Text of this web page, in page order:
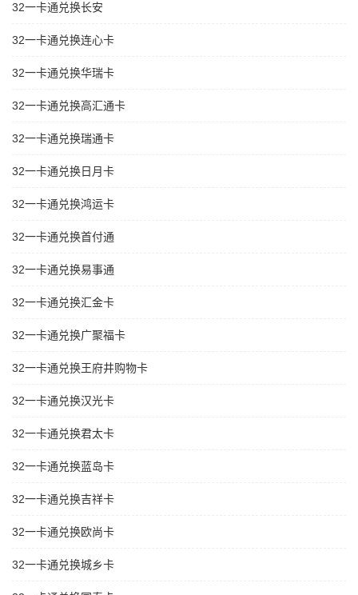
32一卡通兑换长安
32一卡通兑换连心卡
32一卡通兑换华瑞卡
32一卡通兑换高汇通卡
32一卡通兑换瑞通卡
32一卡通兑换日月卡
32一卡通兑换鸿运卡
32一卡通兑换首付通
32一卡通兑换易事通
32一卡通兑换汇金卡
32一卡通兑换广聚福卡
32一卡通兑换王府井购物卡
32一卡通兑换汉光卡
32一卡通兑换君太卡
32一卡通兑换蓝岛卡
32一卡通兑换吉祥卡
32一卡通兑换欧尚卡
32一卡通兑换城乡卡